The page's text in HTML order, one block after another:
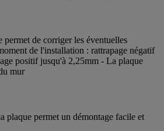
permet de corriger les éventuelles
de l'installation : rattrapage négatif
positif jusqu'à 2,25mm - La plaque
mur
plaque permet un démontage facile et